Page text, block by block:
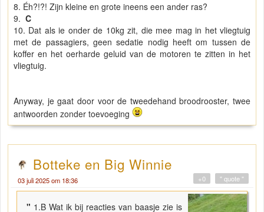
8. Éh?!?! Zijn kleine en grote ineens een ander ras?
9. C
10. Dat als ie onder de 10kg zit, die mee mag in het vliegtuig
met de passagiers, geen sedatie nodig heeft om tussen de
koffer en het oerharde geluid van de motoren te zitten in het
vliegtuig.
Anyway, je gaat door voor de tweedehand broodrooster, twee
antwoorden zonder toevoeging
Botteke en Big Winnie
03 juli 2025 om 18:36 " quote "
+0
" 1.B Wat ik bij reacties van baasje zie is